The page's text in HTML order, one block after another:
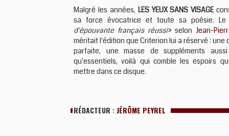
Malgré les années, LES YEUX SANS VISAGE
sa force évocatrice et toute sa poésie.
d'épouvante français réussi» selonJean-
méritait l'édition que Criterion lui a réservé : une
parfaite, une masse de suppléments
qu'essentiels, voilà qui comble les espoirs
mettre dans ce disque.
RÉDACTEUR :JÉRÔME PEYREL